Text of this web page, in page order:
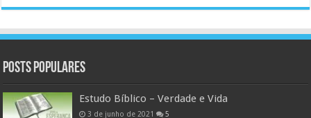
Posts populares
Estudo Bíblico – Verdade e Vida
3 de junho de 2021 5